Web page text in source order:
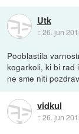
Utk
::26. jun
Pooblastila
kogarkoli, ki bi rad
ne sme niti
vidkul
::26. jun